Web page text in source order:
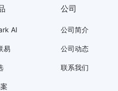
AI
易
公司
公司简介
公司动态
联系我们